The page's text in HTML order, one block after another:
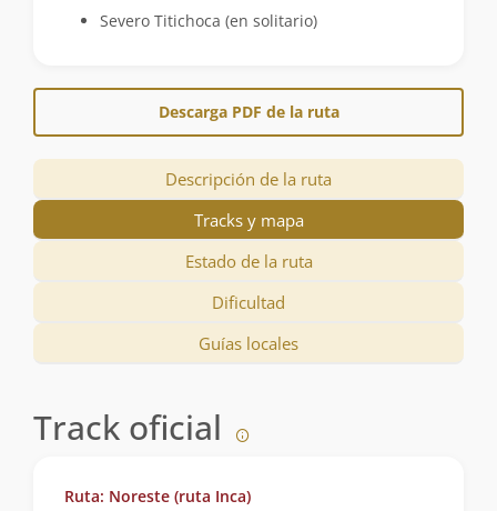
Severo Titichoca (en solitario)
Descarga PDF de la ruta
Descripción de la ruta
Tracks y mapa
Estado de la ruta
Dificultad
Guías locales
Track oficial
Ruta: Noreste (ruta Inca)